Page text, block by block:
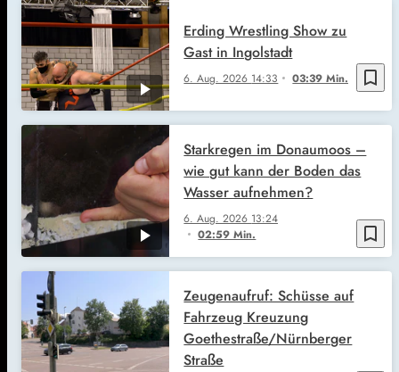
bookmark_border
6. Aug. 2026 14:33 03:39 Min.
Erding Wrestling Show zu
Gast in Ingolstadt
bookmark_border
6. Aug. 2026 13:24
02:59 Min.
Starkregen im Donaumoos –
wie gut kann der Boden das
Wasser aufnehmen?
Zeugenaufruf: Schüsse auf
Fahrzeug Kreuzung
Goethestraße/Nürnberger
Straße